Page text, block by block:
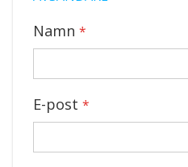
Namn
E-post